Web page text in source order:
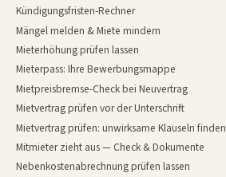
Kündigungsfristen-Rechner
Mängel melden & Miete mindern
Mieterhöhung prüfen lassen
Mieterpass: Ihre Bewerbungsmappe
Mietpreisbremse-Check bei Neuvertrag
Mietvertrag prüfen vor der Unterschrift
Mietvertrag prüfen: unwirksame Klauseln finden
Mitmieter zieht aus — Check & Dokumente
Nebenkostenabrechnung prüfen lassen